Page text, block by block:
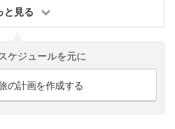
と見る
ケジュールを元に
の計画を作成する